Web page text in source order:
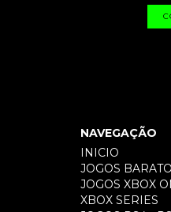
NAVEGAÇÃO
INICIO
JOGOS
JOGOS XBOX
XBOX SERIES